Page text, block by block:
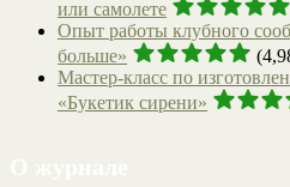
или самолете
Опыт работы клубного
больше»
Мастер-класс по
«Букетик сирени»